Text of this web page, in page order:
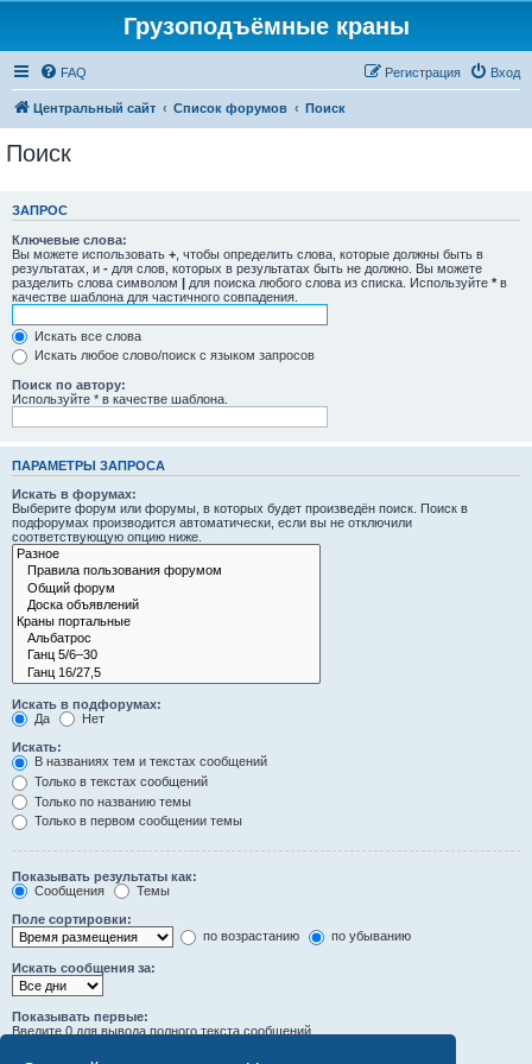
Грузоподъёмные краны
FAQ Вход
Регистрация
Центральный сайт Список форумов Поиск
Поиск
ЗАПРОС
Ключевые слова:
Вы можете использовать + , чтобы определить слова, которые должны быть в
результатах, и - для слов, которых в результатах быть не должно. Вы можете
разделить слова символом | для поиска любого слова из списка. Используйте * в
качестве шаблона для частичного совпадения.
Искать все слова
Искать любое слово/поиск с языком запросов
Поиск по автору:
Используйте * в качестве шаблона.
ПАРАМЕТРЫ ЗАПРОСА
Искать в форумах:
Выберите форум или форумы, в которых будет произведён поиск. Поиск в
подфорумах производится автоматически, если вы не отключили
соответствующую опцию ниже.
Искать в подфорумах:
Да
Нет
Искать:
В названиях тем и текстах сообщений
Только в текстах сообщений
Только по названию темы
Только в первом сообщении темы
Показывать результаты как:
Сообщения
Темы
Поле сортировки:
по возрастанию
по убыванию
Искать сообщения за:
Показывать первые:
Введите 0 для вывода полного текста сообщений.